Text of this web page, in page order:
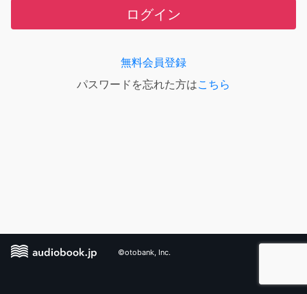
ログイン
無料会員登録
パスワードを忘れた方はこちら
©otobank, Inc.